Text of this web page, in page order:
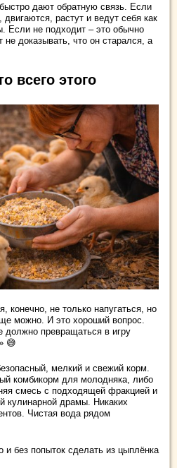
дают обратную связь. Если
растут и ведут себя как
Если не подходит – это обычно
не доказывать, что он старался, а
всего этого
конечно, не только напугаться, но
можно. И это хороший вопрос.
должно превращаться в игру
😅
мелкий и свежий корм.
комбикорм для молодняка, либо
смесь с подходящей фракцией и
кулинарной драмы. Никаких
Чистая вода рядом
и без попыток сделать из цыплёнка